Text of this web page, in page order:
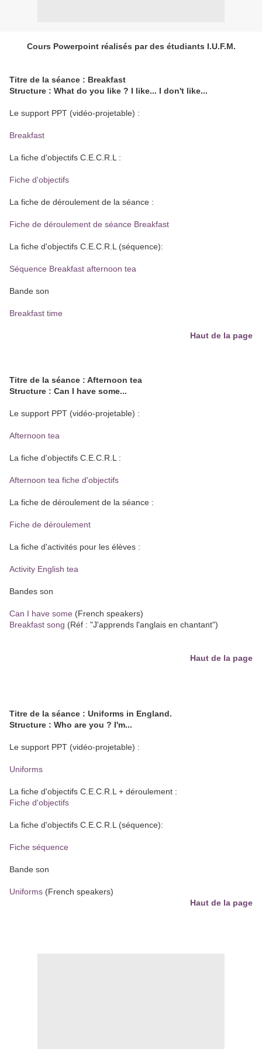
Cours Powerpoint réalisés par des étudiants I.U.F.M.
Titre de la séance : Breakfast
Structure : What do you like ? I like... I don't like...
Le support PPT (vidéo-projetable) :
Breakfast
La fiche d'objectifs C.E.C.R.L :
Fiche d'objectifs
La fiche de déroulement de la séance :
Fiche de déroulement de séance Breakfast
La fiche d'objectifs C.E.C.R.L (séquence):
Séquence Breakfast afternoon tea
Bande son
Breakfast time
Haut de la page
Titre de la séance : Afternoon tea
Structure : Can I have some...
Le support PPT (vidéo-projetable) :
Afternoon tea
La fiche d'objectifs C.E.C.R.L :
Afternoon tea fiche d'objectifs
La fiche de déroulement de la séance :
Fiche de déroulement
La fiche d'activités pour les élèves :
Activity English tea
Bandes son
Can I have some (French speakers)
Breakfast song (Réf : "J'apprends l'anglais en chantant")
Haut de la page
Titre de la séance : Uniforms in England.
Structure : Who are you ? I'm...
Le support PPT (vidéo-projetable) :
Uniforms
La fiche d'objectifs C.E.C.R.L + déroulement :
Fiche d'objectifs
La fiche d'objectifs C.E.C.R.L (séquence):
Fiche séquence
Bande son
Uniforms (French speakers)
Haut de la page